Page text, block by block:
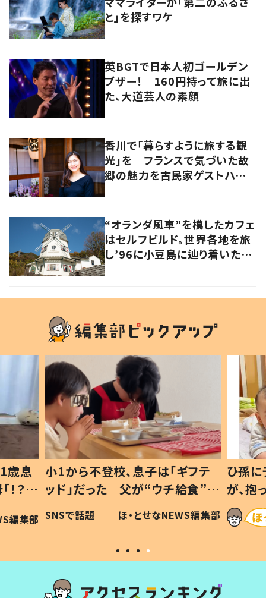
と」を探すワケ
英BGTで日本人初ゴールデン
ブザー！ 160円持って旅に出
た、大道芸人の素顔
香川で「暮らすように旅する観
光」を フランスで気づいた故
郷の魅力を古民家ゲストハウス
“オランダ風車”を模したカフェ
はセルフビルド。世界各地を旅
し’96に小豆島に辿り着いた家
歳息
？」
編集部
小1から不登校、息子は「ギフテ
ッド」だった 父が“ウチ給食”を
作り続ける理由とは #令和の親
#令和の子
SNSで話題 ほ・とせなNEWS編集部
ひ孫
が、
「涙が
い」